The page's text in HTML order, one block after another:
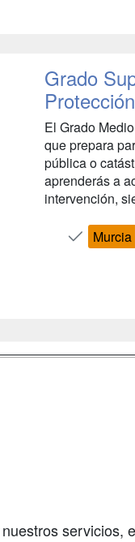
Grado
El Grado
que prepara
pública o
aprenderás a
intervención,
Murcia